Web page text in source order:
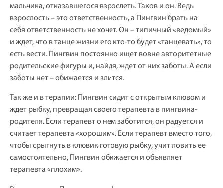
мальчика, отказавшегося взрослеть. Таков и он. Ведь
взрослость – это ответственность, а Пингвин брать на
себя ответственность не хочет. Он – типичный «ведомый»
и ждет, что в танце жизни его кто-то будет «танцевать», то
есть вести. Пингвин постоянно ищет вовне авторитетные
родительские фигуры и, найдя, ждет от них заботы. А если
заботы нет – обижается и злится.
Так же и в терапии: Пингвин сидит с открытым клювом и
ждет рыбку, превращая своего терапевта в пингвина-
родителя. Если терапевт о нем заботится, он радуется и
считает терапевта «хорошим». Если терапевт вместо того,
чтобы срыгнуть в клювик готовую рыбку, учит ловить ее
самостоятельно, Пингвин обижается и объявляет
терапевта «плохим».